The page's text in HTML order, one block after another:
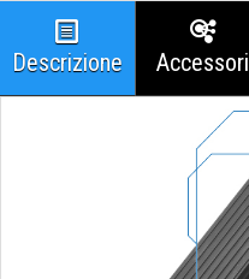
Descrizione Accessori